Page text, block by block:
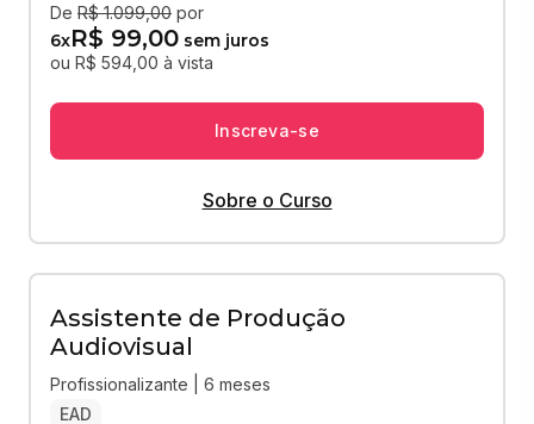
De R$ 1.099,00 por
6xR$ 99,00 sem juros
ou R$ 594,00 à vista
Inscreva-se
Sobre o Curso
Assistente de Produção
Audiovisual
Profissionalizante | 6 meses
EAD